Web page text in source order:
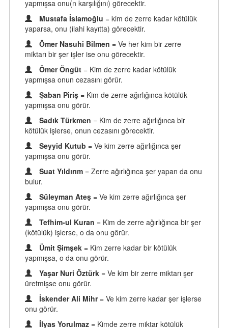
yapmışsa onu(n karşılığını) görecektir.
Mustafa İslamoğlu = kim de zerre kadar kötülük
yaparsa, onu (ilahi kayıtta) görecektir.
Ömer Nasuhi Bilmen = Ve her kim bir zerre
miktarı bir şer işler ise onu görecektir.
Ömer Öngüt = Kim de zerre kadar kötülük
yapmışsa onun cezasını görür.
Şaban Piriş = Kim de zerre ağırlığınca kötülük
yapmışsa onu görür.
Sadık Türkmen = Kim de zerre ağırlığınca bir
kötülük işlerse, onun cezasını görecektir.
Seyyid Kutub = Ve kim zerre ağırlığınca şer
yapmışsa onu görür.
Suat Yıldırım = Zerre ağırlığınca şer yapan da onu
bulur.
Süleyman Ateş = Ve kim zerre ağırlığınca şer
yapmışsa onu görür.
Tefhim-ul Kuran = Kim de zerre ağırlığınca bir şer
(kötülük) işlerse, o da onu görür.
Ümit Şimşek = Kim zerre kadar bir kötülük
yapmışsa, o da onu görür.
Yaşar Nuri Öztürk = Ve kim bir zerre miktarı şer
üretmişse onu görür.
İskender Ali Mihr = Ve kim zerre kadar şer işlerse
onu görür.
İlyas Yorulmaz = Kimde zerre miktar kötülük